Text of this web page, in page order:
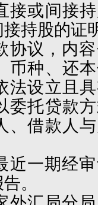
接或间接
持股的证
议，内容
币种、还
法设立且
委托贷款
、借款人
一期经审
。